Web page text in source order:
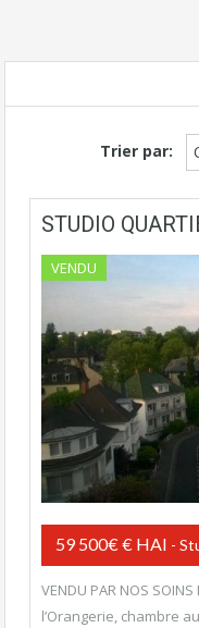
Trier par:
STUDIO
VENDU
59 500€ € HAI -
VENDU PAR NOS
l’Orangerie, chambre